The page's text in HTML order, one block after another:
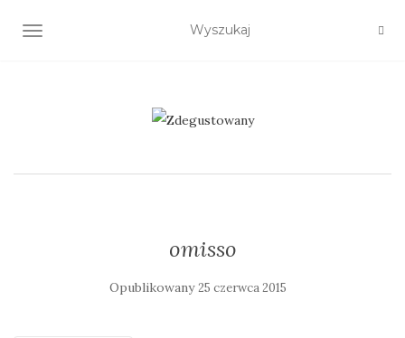
TOGGLE NAVIGATION
omisso
Opublikowany25 czerwca 2015